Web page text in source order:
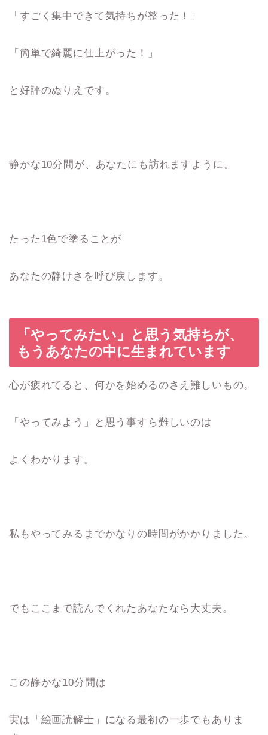
「すごく集中できて気持ちが整った！」
「簡単で綺麗に仕上がった！」
と好評のぬりえです。
静かな10分間が、あなたにも訪れますように。
たった1色で塗ることが
あなたの静けさを呼び戻します。
「やってみたい」と思う気持ちが、
もうあなたの中に生まれています
心が疲れてると、何かを始めるのさえ難しいもの。
「やってみよう」と思う事すら難しいのは
よくわかります。
私もやってみるまでかなりの時間がかかりました。
でもここまで読んでくれたあなたなら大丈夫。
この静かな10分間は
実は「絵画読解士」になる最初の一歩でもありま